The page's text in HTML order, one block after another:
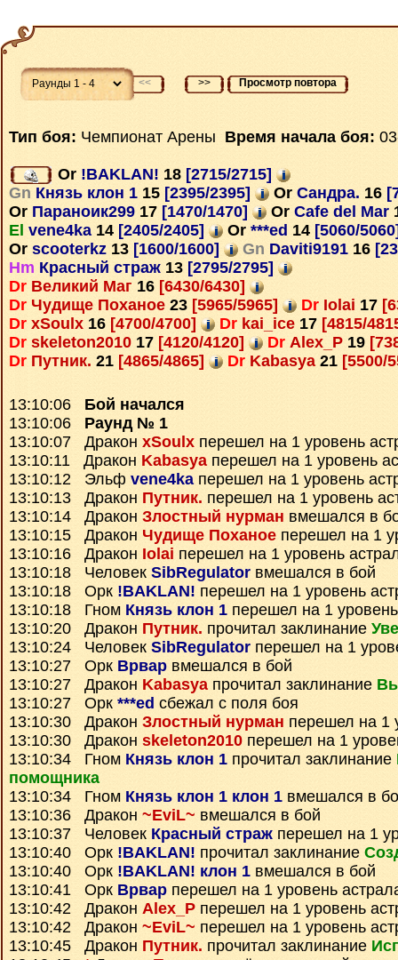
<< >> Просмотр повтора
Тип боя: Чемпионат Арены Время начала боя:
Or !BAKLAN! 18 [2715/2715]
Gn Князь клон 1 15 [2395/2395] Or Сандра. 16
Or Параноик299 17 [1470/1470] Or Cafe del Mar
El vene4ka 14 [2405/2405] Or ***ed 14 [5060/
Or scooterkz 13 [1600/1600] Gn Daviti9191 16
Hm Красный страж 13 [2795/2795]
Dr Великий Маг 16 [6430/6430]
Dr Чудище Поханое 23 [5965/5965] Dr Iolai 17
Dr xSoulx 16 [4700/4700] Dr kai_ice 17 [4815/
Dr skeleton2010 17 [4120/4120] Dr Alex_P 19
Dr Путник. 21 [4865/4865] Dr Kabasya 21 [5500/
13:10:06 Бой начался
13:10:06 Раунд № 1
13:10:07 Дракон xSoulx перешел на 1 уровень
13:10:11 Дракон Kabasya перешел на 1 уровень
13:10:12 Эльф vene4kaперешел на 1 уровень
13:10:13 Дракон Путник. перешел на 1 уровень
13:10:14 Дракон Злостный нурман вмешался в
13:10:15 Дракон Чудище Поханое перешел на 1
13:10:16 Дракон Iolai перешел на 1 уровень
13:10:18 Человек SibRegulator вмешался в бой
13:10:18 Орк !BAKLAN! перешел на 1 уровень
13:10:18 Гном Князь клон 1 перешел на 1
13:10:20 Дракон Путник. прочитал заклинание
13:10:24 Человек SibRegulator перешел на 1
13:10:27 Орк Врвар вмешался в бой
13:10:27 Дракон Kabasyaпрочитал заклинание
13:10:27 Орк ***ed сбежал с поля боя
13:10:30 Дракон Злостный нурман перешел на 1
13:10:30 Дракон skeleton2010 перешел на 1
13:10:34 Гном Князь клон 1 прочитал заклинание
помощника
13:10:34 Гном Князь клон 1 клон 1 вмешался в
13:10:36 Дракон ~EviL~ вмешался в бой
13:10:37 Человек Красный страж перешел на 1
13:10:40 Орк !BAKLAN! прочитал заклинание
13:10:40 Орк !BAKLAN! клон 1 вмешался в бой
13:10:41 Орк Врвар перешел на 1 уровень
13:10:42 Дракон Alex_P перешел на 1 уровень
13:10:42 Дракон ~EviL~ перешел на 1 уровень
13:10:45 Дракон Путник. прочитал заклинание